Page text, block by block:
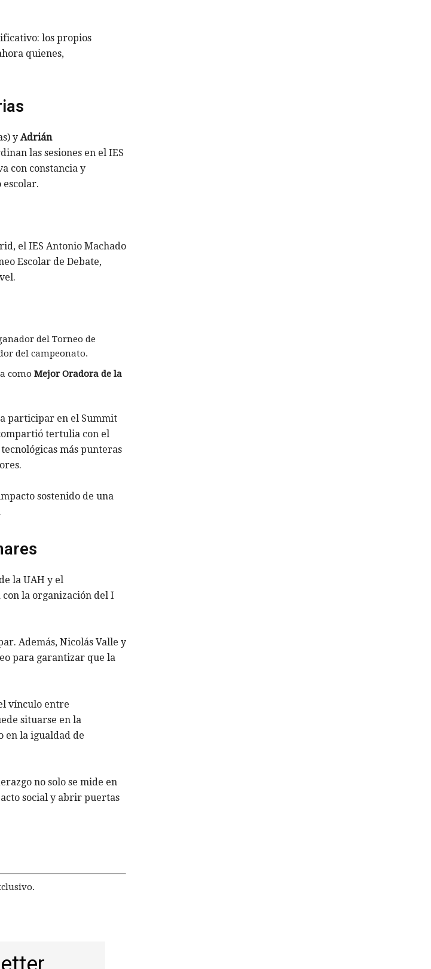
los propios
quienes,
y Adrián
las sesiones en el IES
con constancia y
el IES Antonio Machado
Escolar de Debate,
del Torneo de
del campeonato.
como Mejor Oradora de la
participar en el Summit
tertulia con el
más punteras
sostenido de una
la UAH y el
la organización del I
Además, Nicolás Valle y
para garantizar que la
vínculo entre
situarse en la
en la igualdad de
no solo se mide en
social y abrir puertas